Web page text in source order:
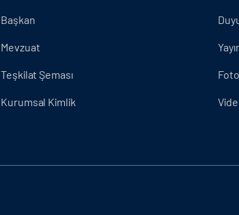
Başkan
Mevzuat
Teşkilat Şeması
Kurumsal Kimlik